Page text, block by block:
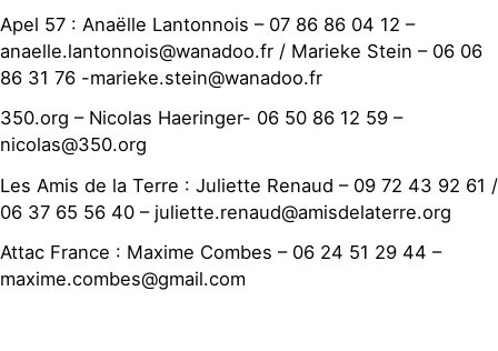
Apel 57 : Anaëlle Lantonnois – 07 86 86 04 12 –
anaelle.lantonnois@wanadoo.fr / Marieke Stein – 06 06
86 31 76 -marieke.stein@wanadoo.fr
350.org – Nicolas Haeringer- 06 50 86 12 59 –
nicolas@350.org
Les Amis de la Terre : Juliette Renaud – 09 72 43 92 61 /
06 37 65 56 40 – juliette.renaud@amisdelaterre.org
Attac France : Maxime Combes – 06 24 51 29 44 –
maxime.combes@gmail.com